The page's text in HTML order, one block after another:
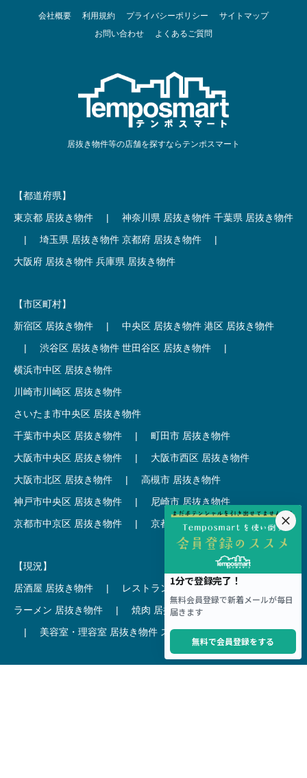
会社概要 利用規約 プライバシーポリシー
サイトマップ
お問い合わせ
よくあるご質問
居抜き物件等の店舗を探すならテンポスマート
【都道府県】
東京都 居抜き物件
| 神奈川県 居抜き物件 千葉県 居抜き物件
|
埼玉県 居抜き物件 京都府 居抜き物件
|
大阪府 居抜き物件 兵庫県 居抜き物件
【市区町村】
新宿区 居抜き物件
| 中央区 居抜き物件 港区 居抜き物件
|
渋谷区 居抜き物件 世田谷区 居抜き物件
|
横浜市中区 居抜き物件
川崎市川崎区 居抜き物件
さいたま市中央区 居抜き物件
千葉市中央区 居抜き物件
|
町田市 居抜き物件
大阪市中央区 居抜き物件
|
大阪市西区 居抜き物件
大阪市北区 居抜き物件
|
高槻市 居抜き物件
神戸市中央区 居抜き物件
|
尼崎市 居抜き物件
京都市中京区 居抜き物件
| 京都市下京区 居抜き物件
【現況】
居酒屋 居抜き物件
|
レストラン 居抜き物件
ラーメン 居抜き物件
| 焼肉 居抜き物件
|
美容室・理容室 居抜き物件 スケルトン